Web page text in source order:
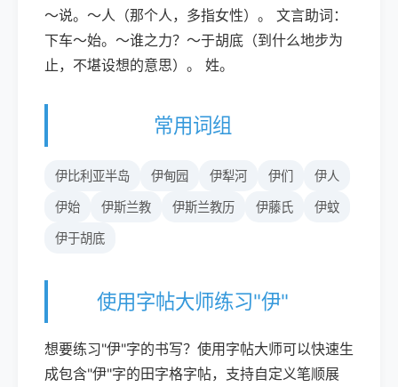
～说。～人（那个人，多指女性）。 文言助词：
下车～始。～谁之力？～于胡底（到什么地步为
止，不堪设想的意思）。 姓。
常用词组
伊比利亚半岛 伊甸园 伊犁河 伊们 伊人
伊始 伊斯兰教 伊斯兰教历 伊藤氏 伊蚊
伊于胡底
使用字帖大师练习"伊"
想要练习"伊"字的书写？使用字帖大师可以快速生
成包含"伊"字的田字格字帖，支持自定义笔顺展